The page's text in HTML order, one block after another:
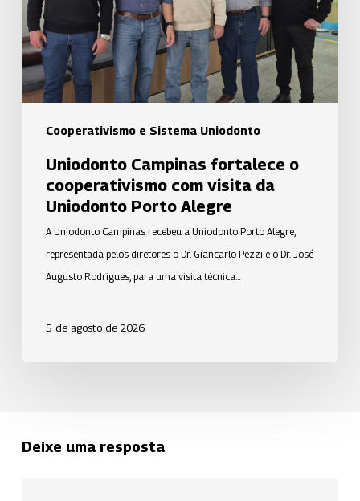
Cooperativismo e Sistema Uniodonto
com
visita
da
Uniodonto
Porto
Alegre
Uniodonto Campinas fortalece o
cooperativismo com visita da
Uniodonto Porto Alegre
A Uniodonto Campinas recebeu a Uniodonto Porto Alegre,
representada pelos diretores o Dr. Giancarlo Pezzi e o Dr. José
Augusto Rodrigues, para uma visita técnica…
5 de agosto de 2026
Deixe uma resposta